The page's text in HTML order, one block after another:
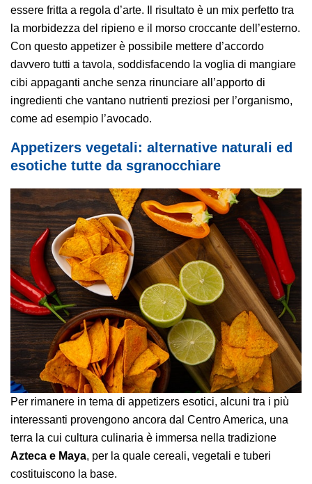
essere fritta a regola d’arte. Il risultato è un mix perfetto tra
la morbidezza del ripieno e il morso croccante dell’esterno.
Con questo appetizer è possibile mettere d’accordo
davvero tutti a tavola, soddisfacendo la voglia di mangiare
cibi appaganti anche senza rinunciare all’apporto di
ingredienti che vantano nutrienti preziosi per l’organismo,
come ad esempio l’avocado.
Appetizers vegetali: alternative naturali ed
esotiche tutte da sgranocchiare
Per rimanere in tema di appetizers esotici, alcuni tra i più
interessanti provengono ancora dal Centro America, una
terra la cui cultura culinaria è immersa nella tradizione
Azteca e Maya, per la quale cereali, vegetali e tuberi
costituiscono la base.